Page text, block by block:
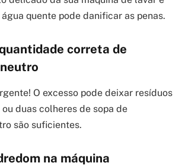
quente pode danificar as penas.
correta de
O excesso pode deixar resíduos
ou duas colheres de sopa de
são suficientes.
na máquina